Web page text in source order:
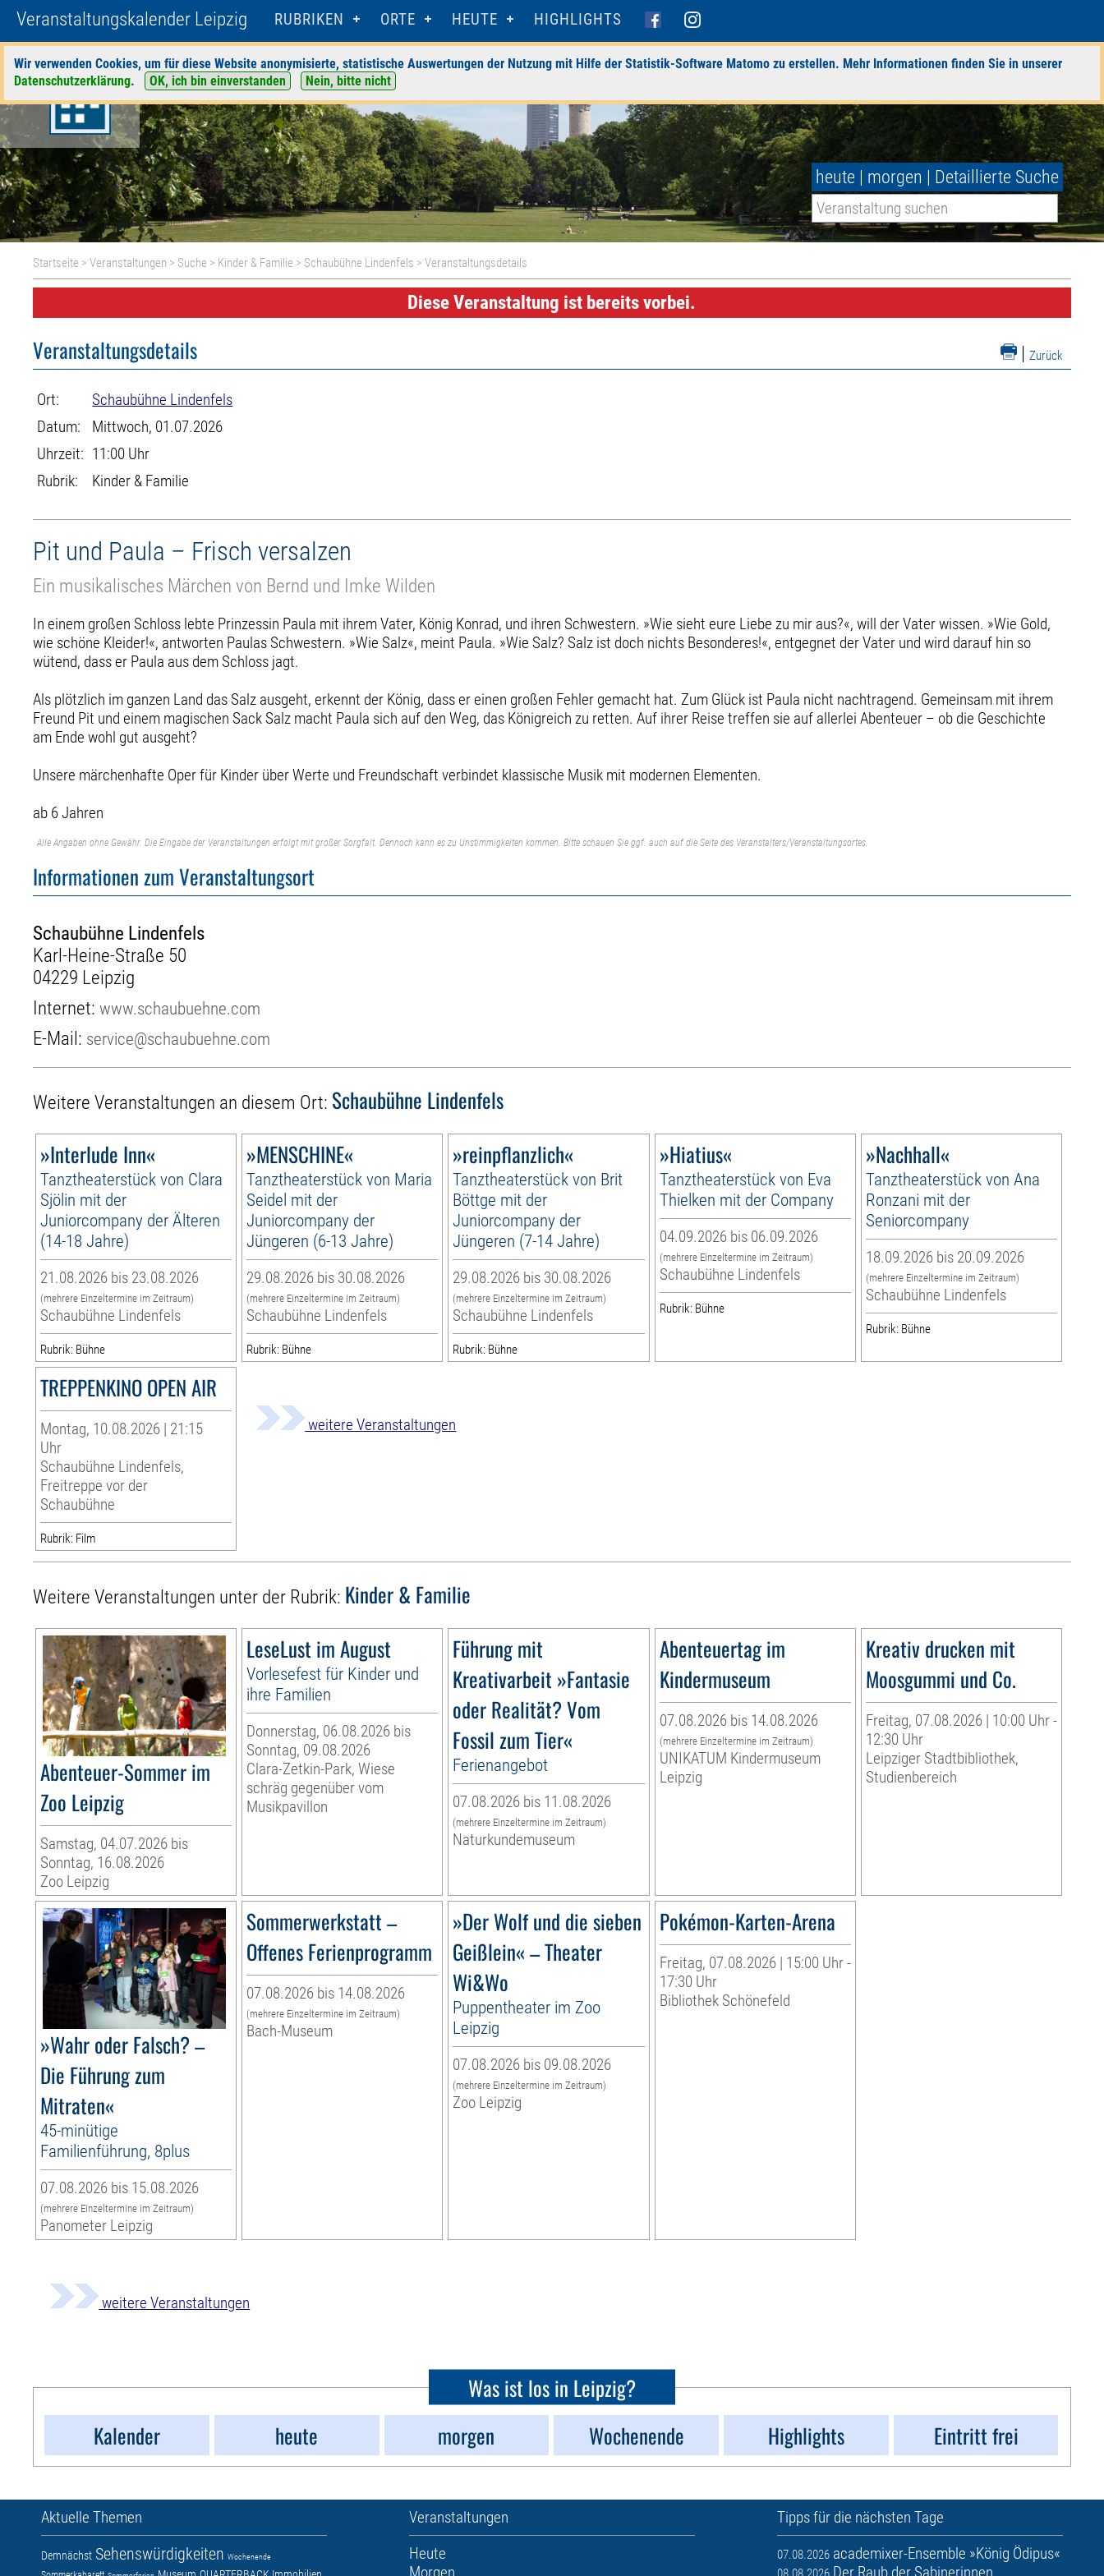
Veranstaltungskalender Leipzig RUBRIKEN ORTE HEUTE HIGHLIGHTS
Wir verwenden Cookies, um für diese Website anonymisierte, statistische Auswertungen der Nutzung mit Hilfe der Statistik-Software Matomo zu erstellen. Mehr Informationen finden Sie in unserer
Datenschutzerklärung. OK, ich bin einverstanden Nein, bitte nicht
heute | morgen | Detaillierte Suche
Startseite >Veranstaltungen > Suche > Kinder & Familie > Schaubühne Lindenfels > Veranstaltungsdetails
Diese Veranstaltung ist bereits vorbei.
| Zurück
Veranstaltungsdetails
Ort:
Schaubühne Lindenfels
Datum:
Mittwoch, 01.07.2026
Uhrzeit: 11:00 Uhr
Rubrik:
Kinder & Familie
Pit und Paula – Frisch versalzen
Ein musikalisches Märchen von Bernd und Imke Wilden
In einem großen Schloss lebte Prinzessin Paula mit ihrem Vater, König Konrad, und ihren Schwestern. »Wie sieht eure Liebe zu mir aus?«, will der Vater wissen. »Wie Gold,
wie schöne Kleider!«, antworten Paulas Schwestern. »Wie Salz«, meint Paula. »Wie Salz? Salz ist doch nichts Besonderes!«, entgegnet der Vater und wird darauf hin so
wütend, dass er Paula aus dem Schloss jagt.
Als plötzlich im ganzen Land das Salz ausgeht, erkennt der König, dass er einen großen Fehler gemacht hat. Zum Glück ist Paula nicht nachtragend. Gemeinsam mit ihrem
Freund Pit und einem magischen Sack Salz macht Paula sich auf den Weg, das Königreich zu retten. Auf ihrer Reise treffen sie auf allerlei Abenteuer – ob die Geschichte
am Ende wohl gut ausgeht?
Unsere märchenhafte Oper für Kinder über Werte und Freundschaft verbindet klassische Musik mit modernen Elementen.
ab 6 Jahren
Alle Angaben ohne Gewähr. Die Eingabe der Veranstaltungen erfolgt mit großer Sorgfalt. Dennoch kann es zu Unstimmigkeiten kommen. Bitte schauen Sie ggf. auch auf die Seite des Veranstalters/Veranstaltungsortes.
Informationen zum Veranstaltungsort
Schaubühne Lindenfels
Karl-Heine-Straße 50
04229 Leipzig
Internet:www.schaubuehne.com
E-Mail: service@schaubuehne.com
Weitere Veranstaltungen an diesem Ort: Schaubühne Lindenfels
»Interlude Inn«
Tanztheaterstück von Clara
Sjölin mit der
Juniorcompany der Älteren
(14-18 Jahre)
21.08.2026 bis 23.08.2026
(mehrere Einzeltermine im Zeitraum)
Schaubühne Lindenfels
Rubrik: Bühne
»MENSCHINE«
Tanztheaterstück von Maria
Seidel mit der
Juniorcompany der
Jüngeren (6-13 Jahre)
29.08.2026 bis 30.08.2026
(mehrere Einzeltermine im Zeitraum)
Schaubühne Lindenfels
Rubrik: Bühne
»reinpflanzlich«
Tanztheaterstück von Brit
Böttge mit der
Juniorcompany der
Jüngeren (7-14 Jahre)
29.08.2026 bis 30.08.2026
(mehrere Einzeltermine im Zeitraum)
Schaubühne Lindenfels
Rubrik: Bühne
»Hiatius«
Tanztheaterstück von Eva
Thielken mit der Company
04.09.2026 bis 06.09.2026
(mehrere Einzeltermine im Zeitraum)
Schaubühne Lindenfels
Rubrik: Bühne
»Nachhall«
Tanztheaterstück von Ana
Ronzani mit der
Seniorcompany
18.09.2026 bis 20.09.2026
(mehrere Einzeltermine im Zeitraum)
Schaubühne Lindenfels
Rubrik: Bühne
TREPPENKINO OPEN AIR
Montag, 10.08.2026 | 21:15
Uhr
Schaubühne Lindenfels,
Freitreppe vor der
Schaubühne
Rubrik: Film
weitere Veranstaltungen
Weitere Veranstaltungen unter der Rubrik: Kinder & Familie
Abenteuer-Sommer im
Zoo Leipzig
Samstag, 04.07.2026 bis
Sonntag, 16.08.2026
Zoo Leipzig
LeseLust im August
Vorlesefest für Kinder und
ihre Familien
Donnerstag, 06.08.2026 bis
Sonntag, 09.08.2026
Clara-Zetkin-Park, Wiese
schräg gegenüber vom
Musikpavillon
Führung mit
Kreativarbeit »Fantasie
oder Realität? Vom
Fossil zum Tier«
Ferienangebot
07.08.2026 bis 11.08.2026
(mehrere Einzeltermine im Zeitraum)
Naturkundemuseum
Abenteuertag im
Kindermuseum
07.08.2026 bis 14.08.2026
(mehrere Einzeltermine im Zeitraum)
UNIKATUM Kindermuseum
Leipzig
Kreativ drucken mit
Moosgummi und Co.
Freitag, 07.08.2026 | 10:00 Uhr -
12:30 Uhr
Leipziger Stadtbibliothek,
Studienbereich
»Wahr oder Falsch? –
Die Führung zum
Mitraten«
45-minütige
Familienführung, 8plus
07.08.2026 bis 15.08.2026
(mehrere Einzeltermine im Zeitraum)
Panometer Leipzig
Sommerwerkstatt –
Offenes Ferienprogramm
07.08.2026 bis 14.08.2026
(mehrere Einzeltermine im Zeitraum)
Bach-Museum
»Der Wolf und die sieben
Geißlein« – Theater
Wi&Wo
Puppentheater im Zoo
Leipzig
07.08.2026 bis 09.08.2026
(mehrere Einzeltermine im Zeitraum)
Zoo Leipzig
Pokémon-Karten-Arena
Freitag, 07.08.2026 | 15:00 Uhr -
17:30 Uhr
Bibliothek Schönefeld
weitere Veranstaltungen
Was ist los in Leipzig?
Kalender
heute morgen Wochenende Highlights Eintritt frei
Aktuelle Themen
Demnächst Sehenswürdigkeiten Wochenende
Veranstaltungen
Heute
Tipps für die nächsten Tage
07.08.2026 academixer-Ensemble »König Ödipus«